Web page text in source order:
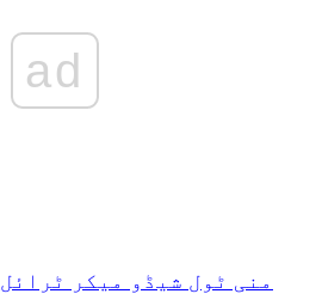
ad
منی ٹول شیڈو میکر ٹرائل